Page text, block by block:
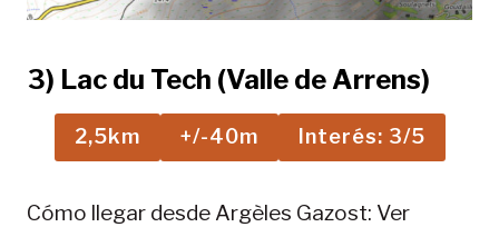
3) Lac du Tech (Valle de Arrens)
2,5km +/-40m Interés: 3/5
Cómo llegar desde Argèles Gazost: Ver